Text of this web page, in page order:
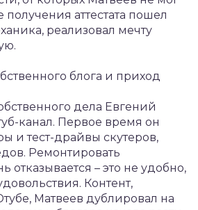
аттестата пошел
реализовал мечту
блога и приход
дела Евгений
канал. Первое время он
и тест-драйвы скутеров,
Ремонтировать
отказывается – это не удобно,
Контент,
Матвеев дублировал на